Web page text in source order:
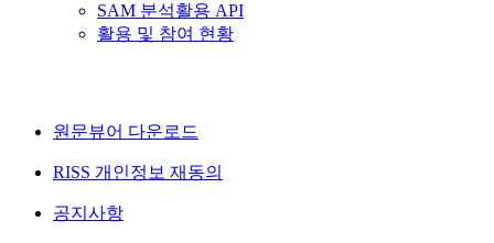
SAM 분석활용 API
활용 및 참여 현황
원문뷰어 다운로드
RISS 개인정보 재동의
공지사항